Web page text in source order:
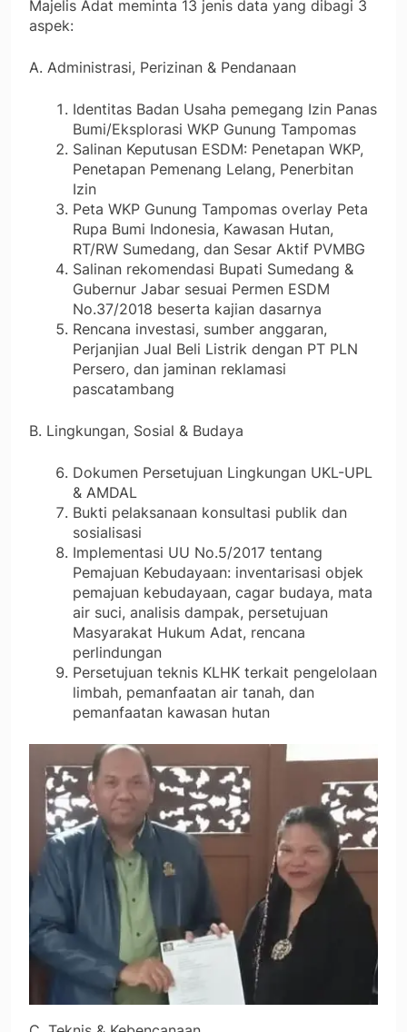
Majelis Adat meminta 13 jenis data yang dibagi 3
aspek:
A. Administrasi, Perizinan & Pendanaan
Identitas Badan Usaha pemegang Izin Panas
Bumi/Eksplorasi WKP Gunung Tampomas
Salinan Keputusan ESDM: Penetapan WKP,
Penetapan Pemenang Lelang, Penerbitan
Izin
Peta WKP Gunung Tampomas overlay Peta
Rupa Bumi Indonesia, Kawasan Hutan,
RT/RW Sumedang, dan Sesar Aktif PVMBG
Salinan rekomendasi Bupati Sumedang &
Gubernur Jabar sesuai Permen ESDM
No.37/2018 beserta kajian dasarnya
Rencana investasi, sumber anggaran,
Perjanjian Jual Beli Listrik dengan PT PLN
Persero, dan jaminan reklamasi
pascatambang
B. Lingkungan, Sosial & Budaya
Dokumen Persetujuan Lingkungan UKL-UPL
& AMDAL
Bukti pelaksanaan konsultasi publik dan
sosialisasi
Implementasi UU No.5/2017 tentang
Pemajuan Kebudayaan: inventarisasi objek
pemajuan kebudayaan, cagar budaya, mata
air suci, analisis dampak, persetujuan
Masyarakat Hukum Adat, rencana
perlindungan
Persetujuan teknis KLHK terkait pengelolaan
limbah, pemanfaatan air tanah, dan
pemanfaatan kawasan hutan